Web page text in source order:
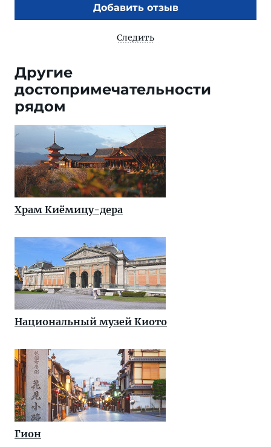
Добавить отзыв
Следить
Другие
достопримечательности
рядом
Храм Киёмицу-дера
Национальный музей Киото
Гион